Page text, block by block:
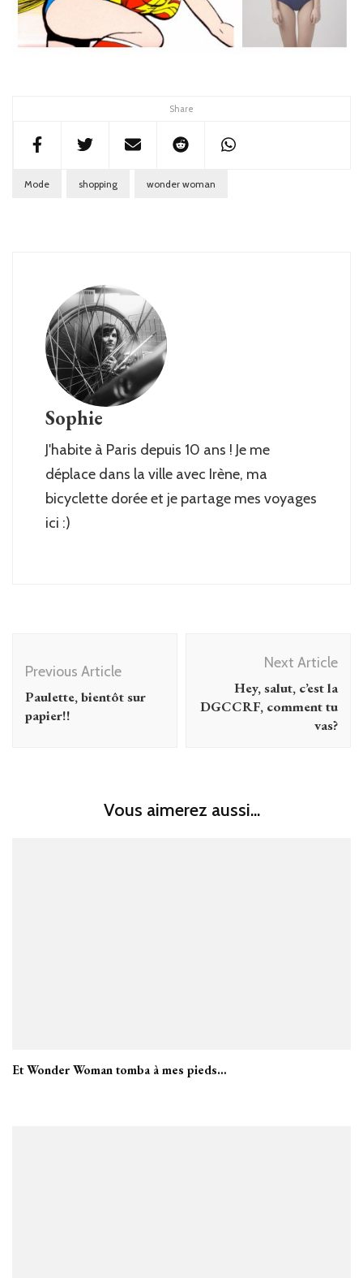
Share
Mode shopping wonder woman
Sophie
J'habite à Paris depuis 10 ans ! Je me
déplace dans la ville avec Irène, ma
bicyclette dorée et je partage mes voyages
ici :)
Navigation
Previous Article
Paulette, bientôt sur
papier!!
Next Article
Hey, salut, c’est la
DGCCRF, comment tu
vas?
Vous aimerez aussi...
Et Wonder Woman tomba à mes pieds…